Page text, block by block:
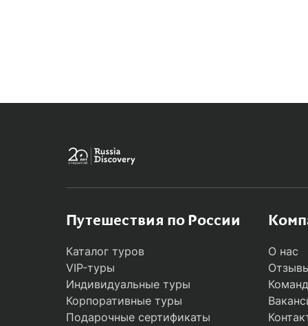
Путешествия по России
Каталог туров
VIP-туры
Индивидуальные туры
Корпоративные туры
Подарочные сертификаты
О нас